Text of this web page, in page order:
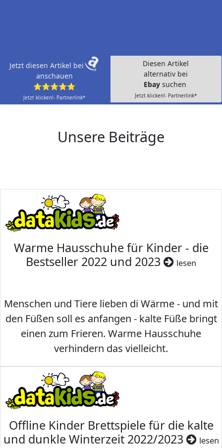
Jetzt diesen Artikel bei
anschauen
⭐⭐⭐⭐⭐
Jetzt klicken!- Partnerlink*
Diesen Artikel
alternativ bei
Ebay suchen
Jetzt klicken!- Partnerlink*
Unsere Beiträge
Warme Hausschuhe für Kinder - die
Bestseller 2022 und 2023
lesen
Menschen und Tiere lieben di Wärme - und mit
den Füßen soll es anfangen - kalte Füße bringt
einen zum Frieren. Warme Hausschuhe
verhindern das vielleicht.
Offline Kinder Brettspiele für die kalte
und dunkle Winterzeit 2022/2023
lesen